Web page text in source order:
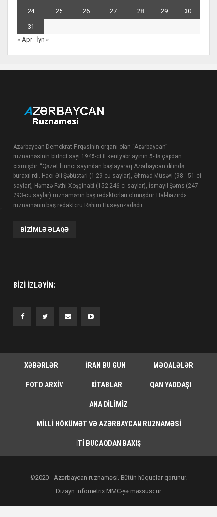
24 25 26 27 28 29 30
31
« Apr
İyn »
Azərbaycan Demokrat Firqəsinin orqanı olan “Azərbaycan”
ruznaməsinin birinci sayı 1945-ci il sentyabr ayının 5-də çapdan
çıxmışdır. “Qəzet birinci sayından başlayaraq Azərbaycan dilində
buraxılırdı. Hacı Əli Şəbüstəri (1-29-cu saylar), Əhməd Müsəvi (98-151-ci
saylar), Həmzə Fəthi Xoşginabi (152-246-cı saylar), İsmayıl Şəms (247-
293-cü saylar) ruznamənin baş redaktorları olmuşdur. Hal-hazırda
ruznamənin baş redaktoru Rəhim Hüseynzadədir.
BIZIMLƏ ƏLAQƏ
BIZI IZLƏYIN:
XƏBƏRLƏR İRAN BU GÜN MƏQALƏLƏR
FOTO ARXIV KITABLAR QAN YADDAŞI
ANA DILIMIZ
MILLI HÖKÜMƏT VƏ AZƏRBAYCAN RUZNAMƏSI
İTI BUCAQDAN BAXIŞ
©2020 - Azərbaycan ruznaməsi. Bütün hüquqlar qorunur.
Dizayn İnfometrix MMC-yə məxsusdur